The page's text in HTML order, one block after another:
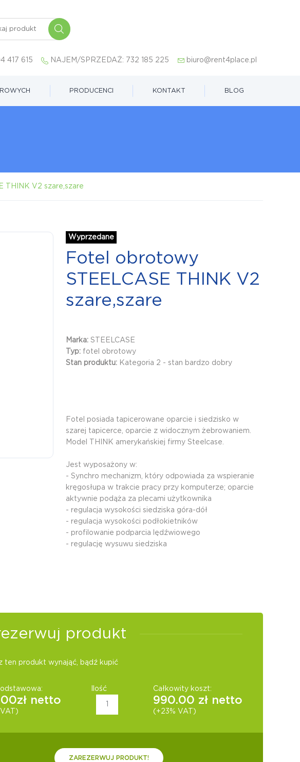
417 615 NAJEM/SPRZEDAŻ: 732 185 225 biuro@rent4place.pl
PRODUCENCI KONTAKT BLOG
THINK V2 szare,szare
Wyprzedane
Fotel obrotowy
STEELCASE THINK V2
szare,szare
Marka:STEELCASE
Typ: fotel obrotowy
Stan produktu: Kategoria 2 - stan bardzo dobry
Fotel posiada tapicerowane oparcie i siedzisko w
szarej tapicerce, oparcie z widocznym żebrowaniem.
Model THINK amerykańskiej firmy Steelcase.
Jest wyposażony w:
- Synchro mechanizm, który odpowiada za wspieranie
kręgosłupa w trakcie pracy przy komputerze; oparcie
aktywnie podąża za plecami użytkownika
- regulacja wysokości siedziska góra-dół
- regulacja wysokości podłokietników
- profilowanie podparcia lędźwiowego
- regulację wysuwu siedziska
produkt
ten produkt wynająć, bądź kupić
zł netto
Ilość Całkowity koszt:
990.00 zł netto
(+23% VAT)
ZAREZERWUJ PRODUKT!